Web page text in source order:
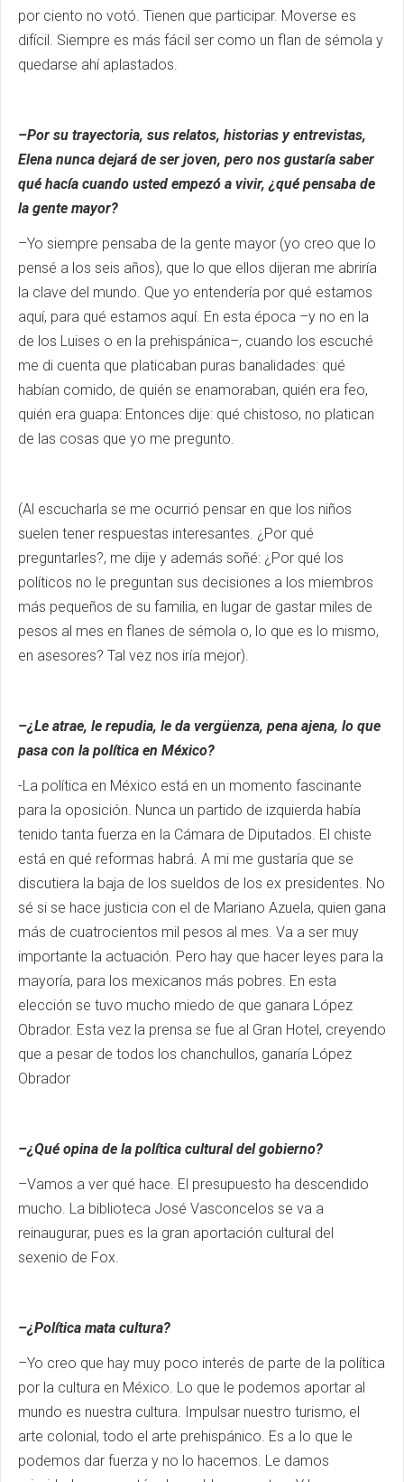
por ciento no votó. Tienen que participar. Moverse es
difícil. Siempre es más fácil ser como un flan de sémola y
quedarse ahí aplastados.
–Por su trayectoria, sus relatos, historias y entrevistas,
Elena nunca dejará de ser joven, pero nos gustaría saber
qué hacía cuando usted empezó a vivir, ¿qué pensaba de
la gente mayor?
–Yo siempre pensaba de la gente mayor (yo creo que lo
pensé a los seis años), que lo que ellos dijeran me abriría
la clave del mundo. Que yo entendería por qué estamos
aquí, para qué estamos aquí. En esta época –y no en la
de los Luises o en la prehispánica–, cuando los escuché
me di cuenta que platicaban puras banalidades: qué
habían comido, de quién se enamoraban, quién era feo,
quién era guapa: Entonces dije: qué chistoso, no platican
de las cosas que yo me pregunto.
(Al escucharla se me ocurrió pensar en que los niños
suelen tener respuestas interesantes. ¿Por qué
preguntarles?, me dije y además soñé: ¿Por qué los
políticos no le preguntan sus decisiones a los miembros
más pequeños de su familia, en lugar de gastar miles de
pesos al mes en flanes de sémola o, lo que es lo mismo,
en asesores? Tal vez nos iría mejor).
–¿Le atrae, le repudia, le da vergüenza, pena ajena, lo que
pasa con la política en México?
-La política en México está en un momento fascinante
para la oposición. Nunca un partido de izquierda había
tenido tanta fuerza en la Cámara de Diputados. El chiste
está en qué reformas habrá. A mi me gustaría que se
discutiera la baja de los sueldos de los ex presidentes. No
sé si se hace justicia con el de Mariano Azuela, quien gana
más de cuatrocientos mil pesos al mes. Va a ser muy
importante la actuación. Pero hay que hacer leyes para la
mayoría, para los mexicanos más pobres. En esta
elección se tuvo mucho miedo de que ganara López
Obrador. Esta vez la prensa se fue al Gran Hotel, creyendo
que a pesar de todos los chanchullos, ganaría López
Obrador
–¿Qué opina de la política cultural del gobierno?
–Vamos a ver qué hace. El presupuesto ha descendido
mucho. La biblioteca José Vasconcelos se va a
reinaugurar, pues es la gran aportación cultural del
sexenio de Fox.
–¿Política mata cultura?
–Yo creo que hay muy poco interés de parte de la política
por la cultura en México. Lo que le podemos aportar al
mundo es nuestra cultura. Impulsar nuestro turismo, el
arte colonial, todo el arte prehispánico. Es a lo que le
podemos dar fuerza y no lo hacemos. Le damos